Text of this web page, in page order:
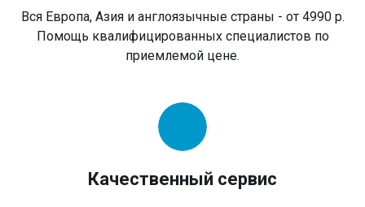
Вся Европа, Азия и англоязычные страны - от 4990 р.
Помощь квалифицированных специалистов по
приемлемой цене.
Качественный сервис